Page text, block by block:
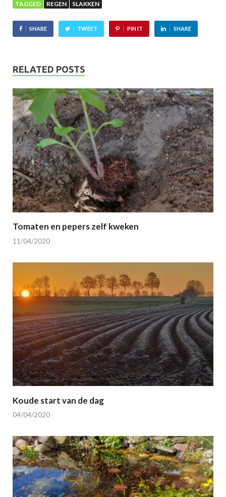
TAGGED REGEN SLAKKEN
SHARE TWEET PIN IT SHARE
RELATED POSTS
Tomaten en pepers zelf kweken
11/04/2020
Koude start van de dag
04/04/2020